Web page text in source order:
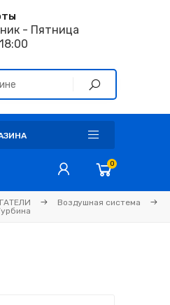
- Пятница
0
Воздушная система